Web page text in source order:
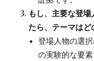
もし、主要な登
たら、テーマはど
登場人物の選
の実験的な要素